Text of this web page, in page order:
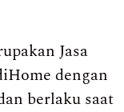
Jasa
dengan
berlaku saat